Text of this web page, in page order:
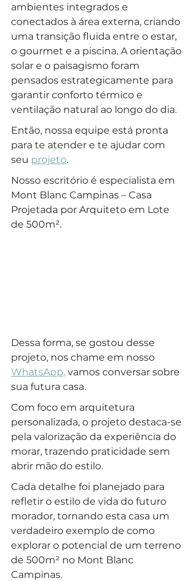
ambientes integrados e
conectados à área externa, criando
uma transição fluida entre o estar,
o gourmet e a piscina. A orientação
solar e o paisagismo foram
pensados estrategicamente para
garantir conforto térmico e
ventilação natural ao longo do dia.
Então, nossa equipe está pronta
para te atender e te ajudar com
seu projeto.
Nosso escritório é especialista em
Mont Blanc Campinas – Casa
Projetada por Arquiteto em Lote
de 500m².
Dessa forma, se gostou desse
projeto, nos chame em nosso
WhatsApp, vamos conversar sobre
sua futura casa.
Com foco em arquitetura
personalizada, o projeto destaca-se
pela valorização da experiência do
morar, trazendo praticidade sem
abrir mão do estilo.
Cada detalhe foi planejado para
refletir o estilo de vida do futuro
morador, tornando esta casa um
verdadeiro exemplo de como
explorar o potencial de um terreno
de 500m² no Mont Blanc
Campinas.